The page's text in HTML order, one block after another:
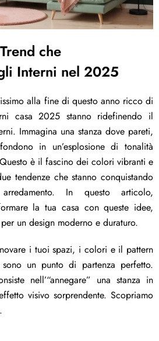
che
Interni nel 2025
alla fine di questo anno ricco di
casa 2025 stanno ridefinendo il
Immagina una stanza dove pareti,
in un’esplosione di tonalità
è il fascino dei colori vibranti e
tendenze che stanno conquistando
In questo articolo,
la tua casa con queste idee,
un design moderno e duraturo.
i tuoi spazi, i colori e il pattern
sono un punto di partenza perfetto.
nell’“annegare” una stanza in
visivo sorprendente. Scopriamo